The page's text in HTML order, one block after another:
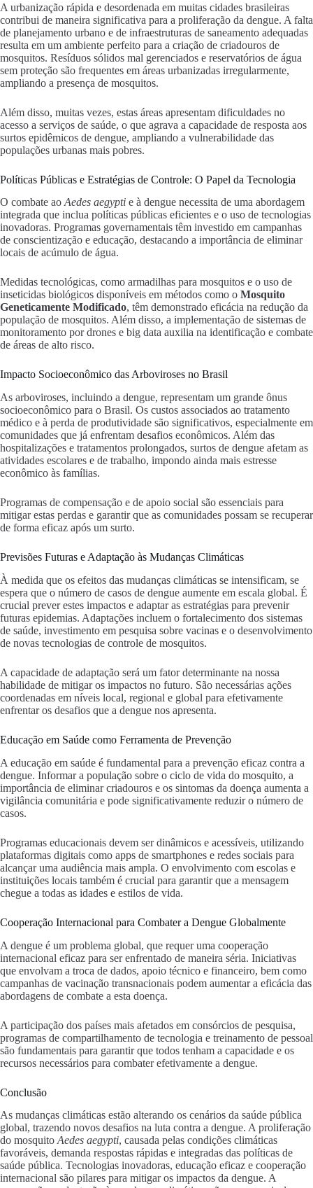
A urbanização rápida e desordenada em muitas cidades brasileiras
contribui de maneira significativa para a proliferação da dengue. A falta
de planejamento urbano e de infraestruturas de saneamento adequadas
resulta em um ambiente perfeito para a criação de criadouros de
mosquitos. Resíduos sólidos mal gerenciados e reservatórios de água
sem proteção são frequentes em áreas urbanizadas irregularmente,
ampliando a presença de mosquitos.
Além disso, muitas vezes, estas áreas apresentam dificuldades no
acesso a serviços de saúde, o que agrava a capacidade de resposta aos
surtos epidêmicos de dengue, ampliando a vulnerabilidade das
populações urbanas mais pobres.
Políticas Públicas e Estratégias de Controle: O Papel da Tecnologia
O combate ao Aedes aegypti e à dengue necessita de uma abordagem
integrada que inclua políticas públicas eficientes e o uso de tecnologias
inovadoras. Programas governamentais têm investido em campanhas
de conscientização e educação, destacando a importância de eliminar
locais de acúmulo de água.
Medidas tecnológicas, como armadilhas para mosquitos e o uso de
inseticidas biológicos disponíveis em métodos como o Mosquito
Geneticamente Modificado, têm demonstrado eficácia na redução da
população de mosquitos. Além disso, a implementação de sistemas de
monitoramento por drones e big data auxilia na identificação e combate
de áreas de alto risco.
Impacto Socioeconômico das Arboviroses no Brasil
As arboviroses, incluindo a dengue, representam um grande ônus
socioeconômico para o Brasil. Os custos associados ao tratamento
médico e à perda de produtividade são significativos, especialmente em
comunidades que já enfrentam desafios econômicos. Além das
hospitalizações e tratamentos prolongados, surtos de dengue afetam as
atividades escolares e de trabalho, impondo ainda mais estresse
econômico às famílias.
Programas de compensação e de apoio social são essenciais para
mitigar estas perdas e garantir que as comunidades possam se recuperar
de forma eficaz após um surto.
Previsões Futuras e Adaptação às Mudanças Climáticas
À medida que os efeitos das mudanças climáticas se intensificam, se
espera que o número de casos de dengue aumente em escala global. É
crucial prever estes impactos e adaptar as estratégias para prevenir
futuras epidemias. Adaptações incluem o fortalecimento dos sistemas
de saúde, investimento em pesquisa sobre vacinas e o desenvolvimento
de novas tecnologias de controle de mosquitos.
A capacidade de adaptação será um fator determinante na nossa
habilidade de mitigar os impactos no futuro. São necessárias ações
coordenadas em níveis local, regional e global para efetivamente
enfrentar os desafios que a dengue nos apresenta.
Educação em Saúde como Ferramenta de Prevenção
A educação em saúde é fundamental para a prevenção eficaz contra a
dengue. Informar a população sobre o ciclo de vida do mosquito, a
importância de eliminar criadouros e os sintomas da doença aumenta a
vigilância comunitária e pode significativamente reduzir o número de
casos.
Programas educacionais devem ser dinâmicos e acessíveis, utilizando
plataformas digitais como apps de smartphones e redes sociais para
alcançar uma audiência mais ampla. O envolvimento com escolas e
instituições locais também é crucial para garantir que a mensagem
chegue a todas as idades e estilos de vida.
Cooperação Internacional para Combater a Dengue Globalmente
A dengue é um problema global, que requer uma cooperação
internacional eficaz para ser enfrentado de maneira séria. Iniciativas
que envolvam a troca de dados, apoio técnico e financeiro, bem como
campanhas de vacinação transnacionais podem aumentar a eficácia das
abordagens de combate a esta doença.
A participação dos países mais afetados em consórcios de pesquisa,
programas de compartilhamento de tecnologia e treinamento de pessoal
são fundamentais para garantir que todos tenham a capacidade e os
recursos necessários para combater efetivamente a dengue.
Conclusão
As mudanças climáticas estão alterando os cenários da saúde pública
global, trazendo novos desafios na luta contra a dengue. A proliferação
do mosquito Aedes aegypti, causada pelas condições climáticas
favoráveis, demanda respostas rápidas e integradas das políticas de
saúde pública. Tecnologias inovadoras, educação eficaz e cooperação
internacional são pilares para mitigar os impactos da dengue. A